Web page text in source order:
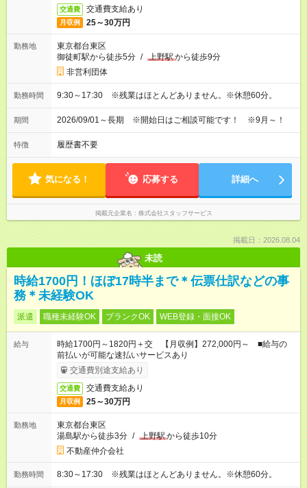
交通費 交通費支給あり
月収例 25～30万円
勤務地
東京都台東区
御徒町駅から徒歩5分 / 上野駅から徒歩9分
非営利団体
勤務時間 9:30～17:30 ※残業はほとんどありません。※休憩60分。
期間 2026/09/01～長期 ※開始日はご相談可能です！ ※9月～！
特徴 履歴書不要
気になる！ 応募する 詳細へ
掲載元企業名 株式会社スタッフサービス
掲載日：2026.08.04
未読
時給1700円！ほぼ17時半まで＊伝票仕訳などの事
務＊未経験OK
派遣 職種未経験OK ブランクOK WEB登録・面接OK
給与
時給1700円～1820円＋交 【月収例】272,000円～ ■給与の
前払いが可能な速払いサービスあり
交通費別途支給あり
交通費 交通費支給あり
月収例 25～30万円
勤務地
東京都台東区
湯島駅から徒歩3分 / 上野駅から徒歩10分
不動産仲介会社
勤務時間 8:30～17:30 ※残業はほとんどありません。※休憩60分。